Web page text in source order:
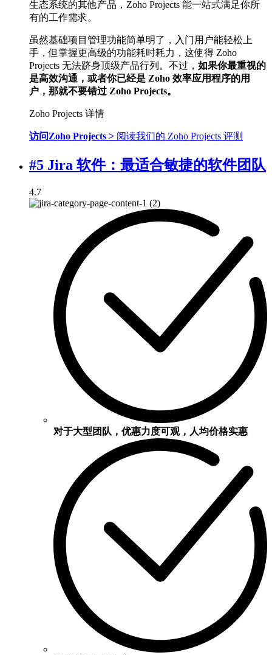
生态系统的其他产品，Zoho Projects 能一站式满足你所
有的工作需求。
虽然基础项目管理功能简单明了，入门用户能轻松上
手，但掌握更高级的功能耗时耗力，这使得 Zoho
Projects 无法跻身顶级产品行列。不过， 如果你最重视的
是高效沟通，或者你已经是 Zoho 效率应用程序的用
户，那就不要错过 Zoho Projects。
Zoho Projects 详情
访问Zoho Projects > 阅读我们的 Zoho Projects 评测
#5 Jira 软件：最适合敏捷的软件团队
4.7
对于大型团队，优惠力度可观，人均价格实惠